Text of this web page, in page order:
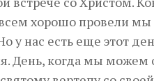
хорошо провели мы
у нас есть еще этот
День, когда мы можем